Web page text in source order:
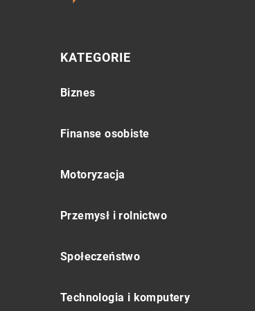
KATEGORIE
Biznes
Finanse osobiste
Motoryzacja
Przemysł i rolnictwo
Społeczeństwo
Technologia i komputery